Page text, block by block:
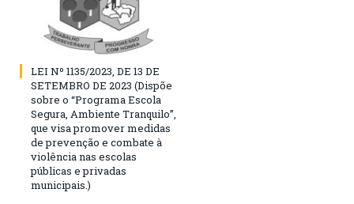
LEI Nº 1135/2023, DE 13 DE
SETEMBRO DE 2023 (Dispõe
sobre o “Programa Escola
Segura, Ambiente Tranquilo”,
que visa promover medidas
de prevenção e combate à
violência nas escolas
públicas e privadas
municipais.)